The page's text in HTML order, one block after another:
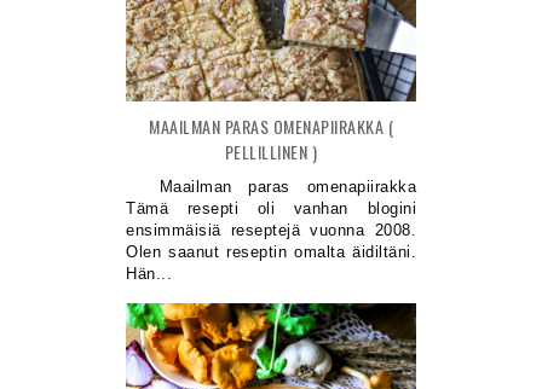
MAAILMAN PARAS OMENAPIIRAKKA (
PELLILLINEN )
Maailman paras omenapiirakka
Tämä resepti oli vanhan blogini
ensimmäisiä reseptejä vuonna 2008.
Olen saanut reseptin omalta äidiltäni.
Hän...